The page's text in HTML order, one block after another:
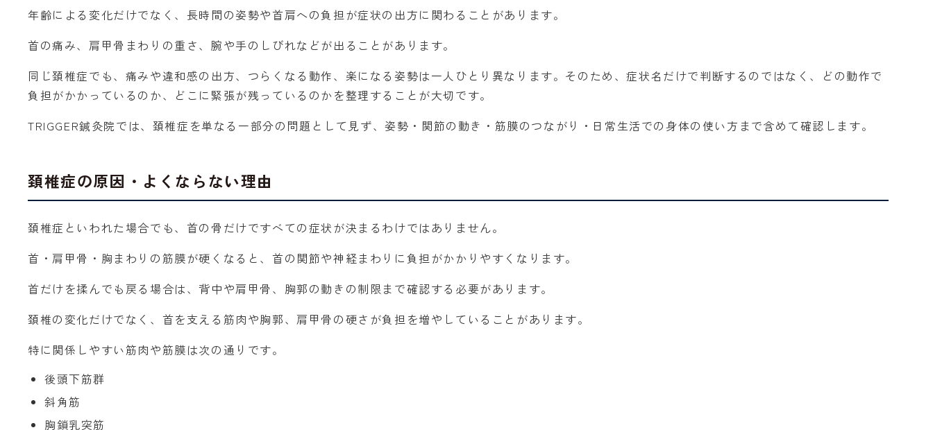
年齢による変化だけでなく、長時間の姿勢や首肩への負担が症状の出方に関わることがあります。
首の痛み、肩甲骨まわりの重さ、腕や手のしびれなどが出ることがあります。
同じ頚椎症でも、痛みや違和感の出方、つらくなる動作、楽になる姿勢は一人ひとり異なります。そのため、症状名だけで判断するのではなく、どの動作で
負担がかかっているのか、どこに緊張が残っているのかを整理することが大切です。
TRIGGER鍼灸院では、頚椎症を単なる一部分の問題として見ず、姿勢・関節の動き・筋膜のつながり・日常生活での身体の使い方まで含めて確認します。
頚椎症の原因・よくならない理由
頚椎症といわれた場合でも、首の骨だけですべての症状が決まるわけではありません。
首・肩甲骨・胸まわりの筋膜が硬くなると、首の関節や神経まわりに負担がかかりやすくなります。
首だけを揉んでも戻る場合は、背中や肩甲骨、胸郭の動きの制限まで確認する必要があります。
頚椎の変化だけでなく、首を支える筋肉や胸郭、肩甲骨の硬さが負担を増やしていることがあります。
特に関係しやすい筋肉や筋膜は次の通りです。
後頭下筋群
斜角筋
胸鎖乳突筋